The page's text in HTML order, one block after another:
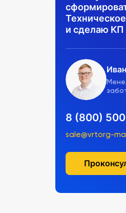
и сделаю КП
8 (800)
sale@vrtorg-